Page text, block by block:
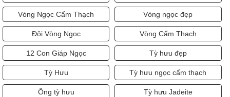
Vòng Ngọc Cẩm Thạch Vòng ngọc đẹp
Đôi Vòng Ngọc Vòng Cẩm Thạch
12 Con Giáp Ngọc Tỳ hưu đẹp
Tỳ Hưu Tỳ hưu ngọc cẩm thạch
Ông tỳ hưu Tỳ hưu Jadeite